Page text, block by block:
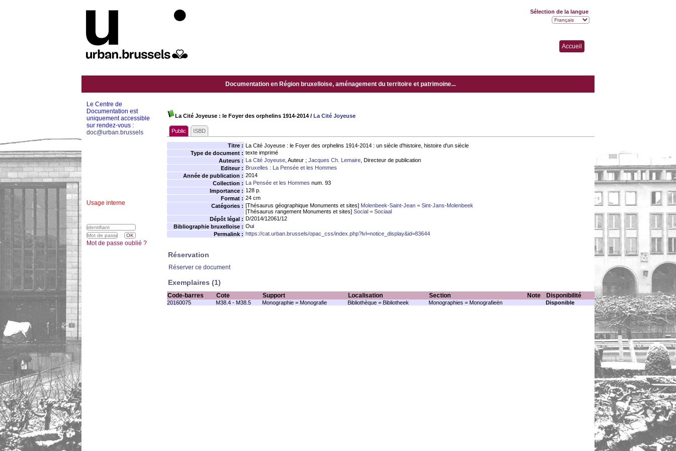
Accueil
Documentation en Région bruxelloise, aménagement du territoire et patrimoine...
La Cité Joyeuse : le Foyer des orphelins 1914-2014 / La Cité Joyeuse
Public ISBD
Titre : La Cité Joyeuse : le Foyer des orphelins 1914-2014 : un siècle d'histoire, histoire d'un siècle
Type de document : texte imprimé
Auteurs : La Cité Joyeuse , Auteur ; Jacques Ch. Lemaire , Directeur de publication
Editeur : Bruxelles : La Pensée et les Hommes
Année de publication : 2014
Collection : La Pensée et les Hommes num. 93
Importance : 128 p.
Format : 24 cm
Catégories : [Thésaurus géographique Monuments et sites] Molenbeek-Saint-Jean = Sint-Jans-Molenbeek
[Thésaurus rangement Monuments et sites] Social = Sociaal
Dépôt légal : D/2014/12061/12
Bibliographie bruxelloise : Oui
Permalink : https://cat.urban.brussels/opac_css/index.php?lvl=notice_display&id=83644
Réservation
Réserver ce document
Exemplaires (1)
Code-barres Cote Support Localisation Section Note Disponibilité
20160075 M38.4 - M38.5 Monographie = Monografie Bibliothèque = Bibliotheek Monographies = Monografieën Disponible
Le Centre de
Documentation est
uniquement accessible
sur rendez-vous :
doc@urban.brussels
Usage interne
Sélection de la langue
Mot de passe oublié ?